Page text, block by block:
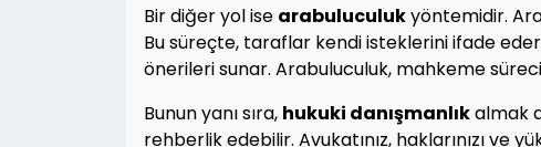
Bir diğer yol ise arabuluculukyöntemidir.
Bu süreçte, taraflar kendi isteklerini ifade
önerileri sunar. Arabuluculuk, mahkeme
Bunun yanı sıra, hukuki danışmanlıkalmak
rehberlik edebilir. Avukatınız, haklarınızı ve